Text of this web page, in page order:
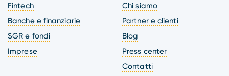
Fintech
Banche e finanziarie
SGR e fondi
Imprese
Chi siamo
Partner e clienti
Blog
Press center
Contatti